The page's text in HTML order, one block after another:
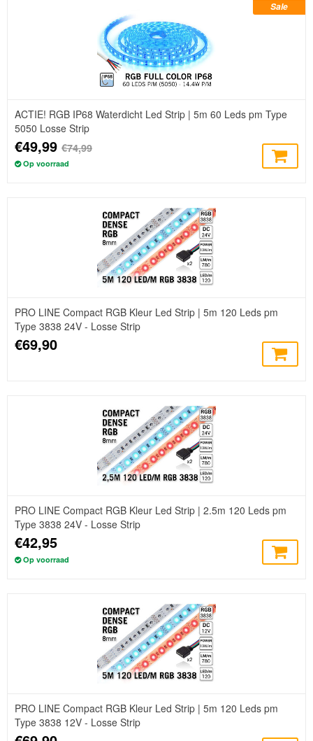
Sale
ACTIE! RGB IP68 Waterdicht Led Strip | 5m 60 Leds pm Type
5050 Losse Strip
€49,99 €74,99
Op voorraad
PRO LINE Compact RGB Kleur Led Strip | 5m 120 Leds pm
Type 3838 24V - Losse Strip
€69,90
PRO LINE Compact RGB Kleur Led Strip | 2.5m 120 Leds pm
Type 3838 24V - Losse Strip
€42,95
Op voorraad
PRO LINE Compact RGB Kleur Led Strip | 5m 120 Leds pm
Type 3838 12V - Losse Strip